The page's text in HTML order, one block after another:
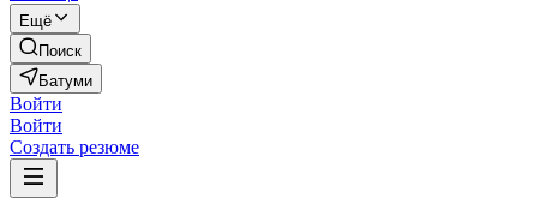
Ещё
Поиск
Батуми
Войти
Войти
Создать резюме